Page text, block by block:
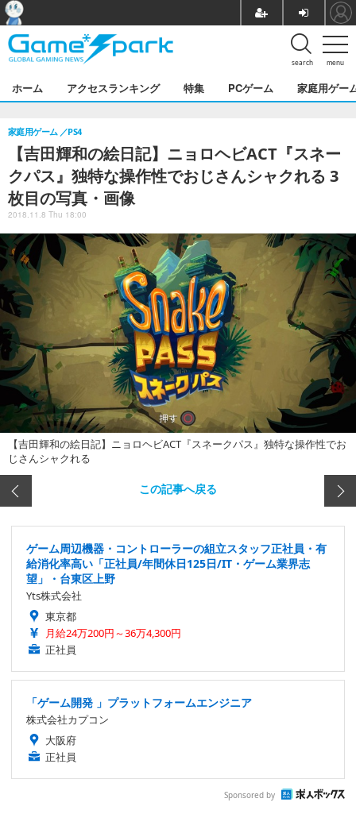
menu
search
ホーム アクセスランキング 特集 PCゲーム 家庭用ゲー
【吉田輝和の絵日記】ニョロヘビACT『スネー
クパス』独特な操作性でおじさんシャクれる 3
枚目の写真・画像
家庭用ゲーム PS4
2018.11.8 Thu 18:00
【吉田輝和の絵日記】ニョロヘビACT『スネークパス』独特な操作性でお
じさんシャクれる
この記事へ戻る
ゲーム周辺機器・コントローラーの組立スタッフ正社員・有
給消化率高い「正社員/年間休日125日/IT・ゲーム業界志
望」・台東区上野
Yts株式会社
東京都
月給24万200円～36万4,300円
正社員
「ゲーム開発 」プラットフォームエンジニア
株式会社カプコン
大阪府
正社員
Sponsored by